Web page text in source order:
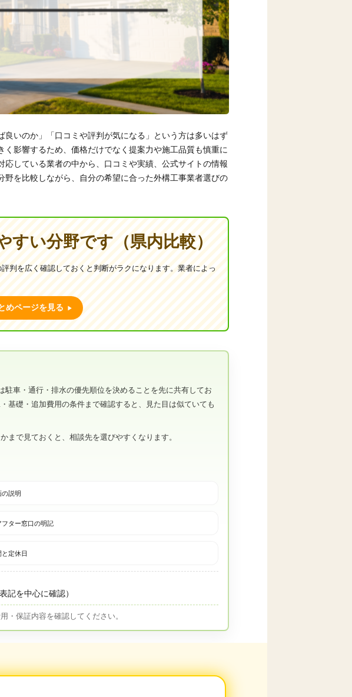
いのか」「口コミや評判が気になる」という方は多いはず
影響するため、価格だけでなく提案力や施工品質も慎重に
している業者の中から、口コミや実績、公式サイトの情報
を比較しながら、自分の希望に合った外構工事業者選びの
すい分野です（県内比較）
判を広く確認しておくと判断がラクになります。業者によっ
めページを見る
車・通行・排水の優先順位を決めることを先に共有してお
基礎・追加費用の条件まで確認すると、見た目は似ていても
で見ておくと、相談先を選びやすくなります。
の説明
フター窓口の明記
定休日
記を中心に確認）
・保証内容を確認してください。